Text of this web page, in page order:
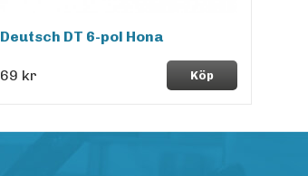
Deutsch DT 6-pol Hona
69 kr Köp